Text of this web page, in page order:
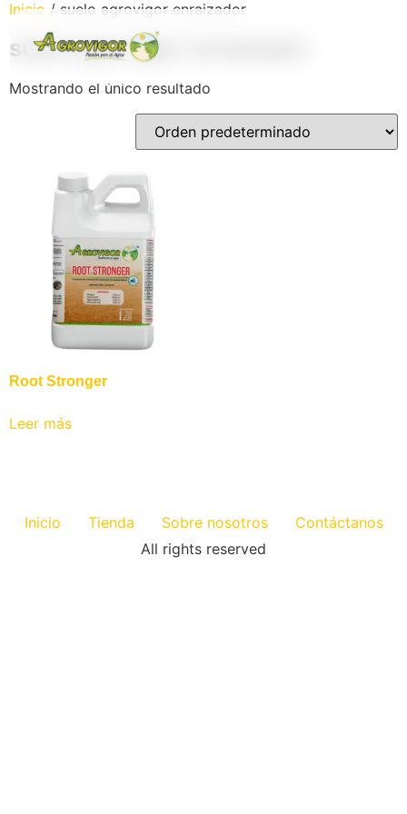
Inicio / suelo agrovigor enraizador
suelo agrovigor enraizador
Mostrando el único resultado
Root Stronger
Leer más
Inicio Tienda Sobre nosotros
Contáctanos
All rights reserved